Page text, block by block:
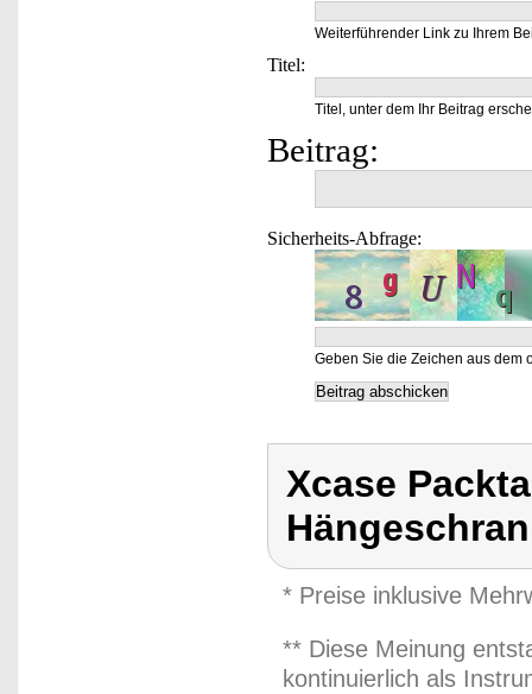
Weiterführender Link zu Ihrem
Titel:
Titel, unter dem Ihr Beitrag
Beitrag:
Sicherheits-Abfrage:
Geben Sie die Zeichen aus dem
Xcase
* Preise inklusive
** Diese Meinung
kontinuierlich als